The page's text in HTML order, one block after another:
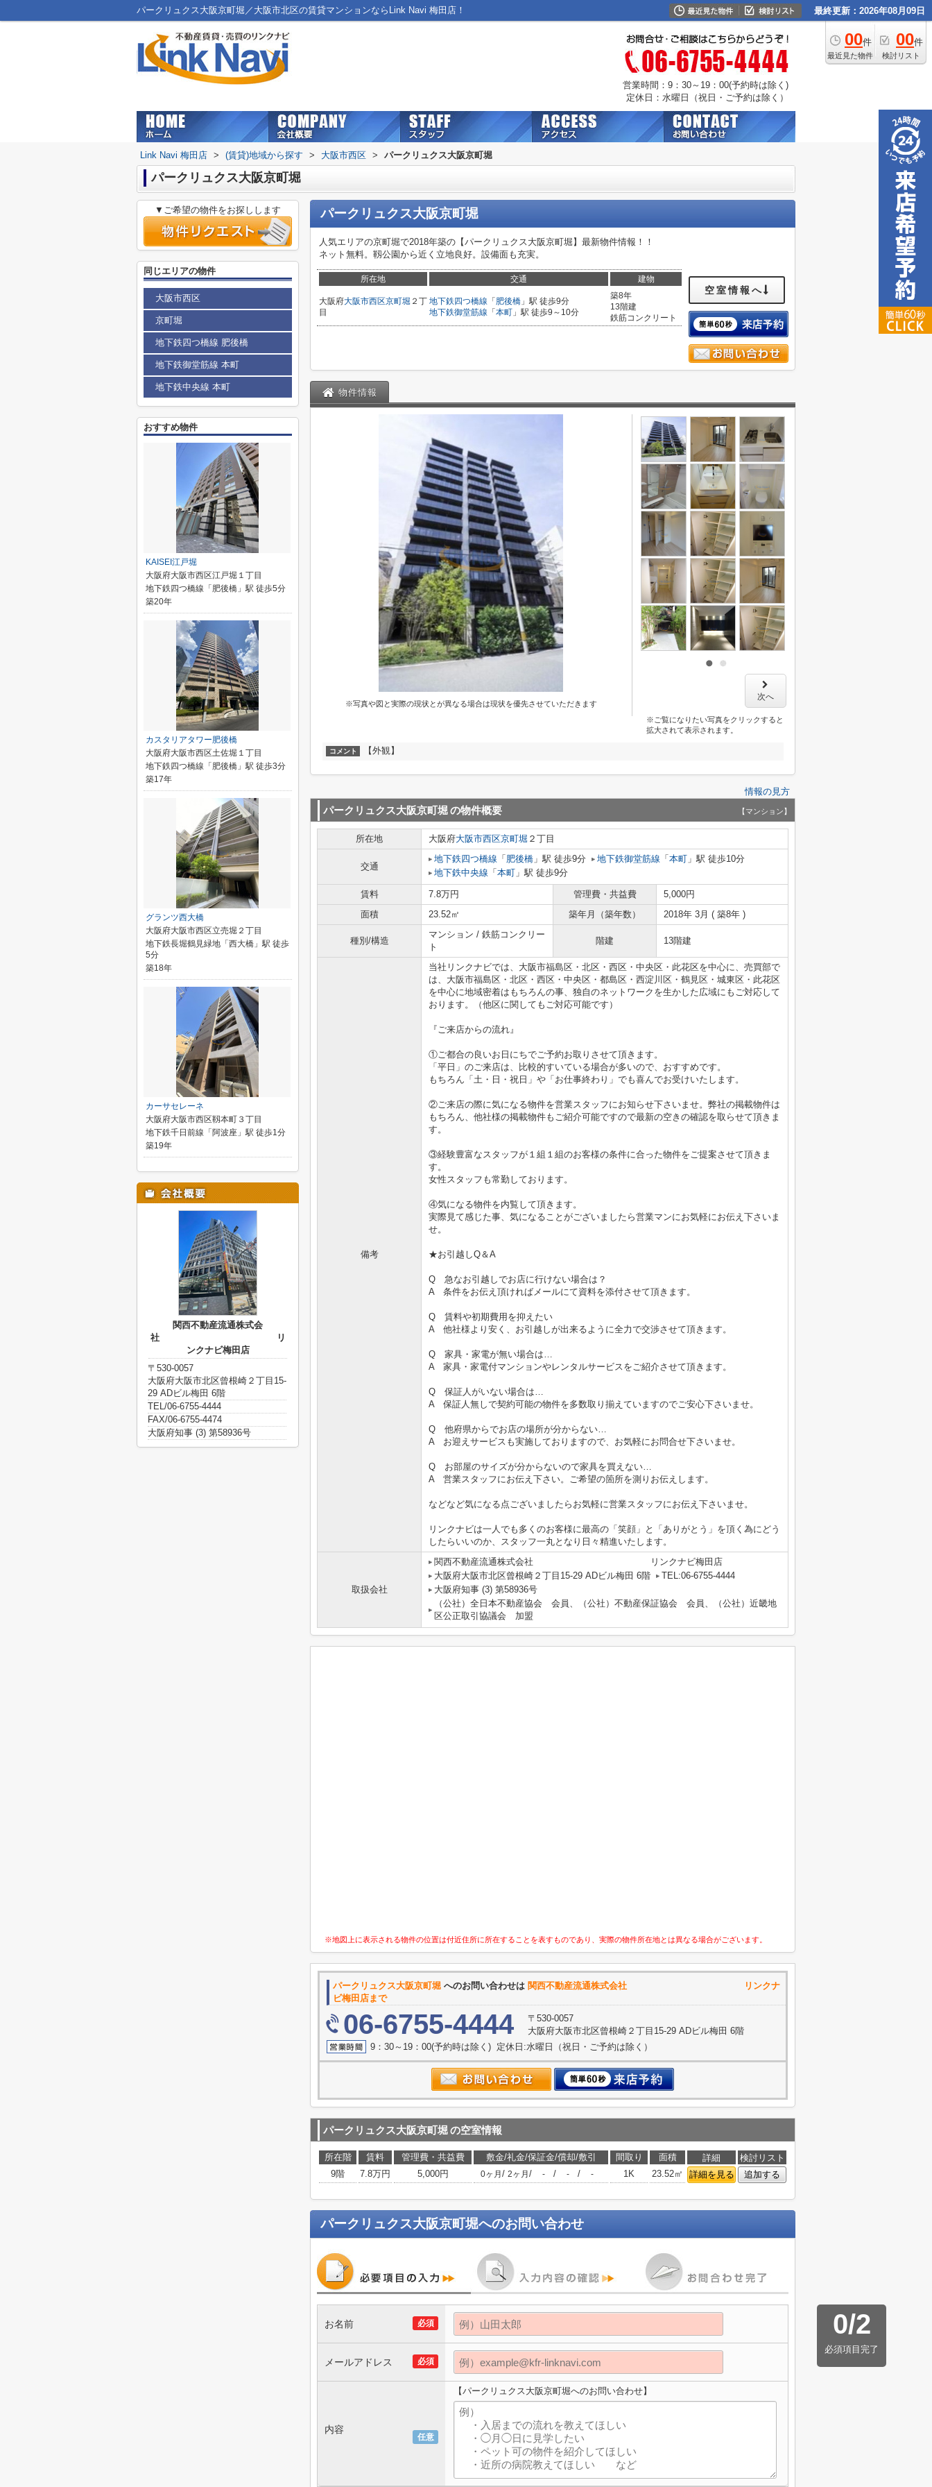
パークリュクス大阪京町堀／大阪市北区の賃貸マンションならLink Navi 梅田店！ 最終更新：2026年08月09日
00件
最近見た物件
00件
検討リスト
営業時間：9：30～19：00(予約時は除く)
定休日：水曜日（祝日・ご予約は除く）
Link Navi 梅田店 > (賃貸)地域から探す > 大阪市西区 > パークリュクス大阪京町堀
パークリュクス大阪京町堀
パークリュクス大阪京町堀
人気エリアの京町堀で2018年築の【パークリュクス大阪京町堀】最新物件情報！！
ネット無料。靱公園から近く立地良好。設備面も充実。
所在地 交通 建物
大阪府大阪市西区京町堀 ２丁
目
地下鉄四つ橋線 「 肥後橋 」駅 徒歩9分
地下鉄御堂筋線 「 本町 」駅 徒歩9～10分
築8年
13階建
鉄筋コンクリート
空室情報へ
物件情報
※写真や図と実際の現状とが異なる場合は現状を優先させていただきます
次へ
※ご覧になりたい写真をクリックすると
拡大されて表示されます。
コメント 【外観】
情報の見方
パークリュクス大阪京町堀の物件概要 【マンション】
所在地 大阪府大阪市西区京町堀 ２丁目
交通
地下鉄四つ橋線 「 肥後橋 」駅 徒歩9分 地下鉄御堂筋線 「 本町 」駅 徒歩10分
地下鉄中央線 「 本町 」駅 徒歩9分
賃料 7.8万円 管理費・共益費
5,000円
面積
23.52㎡ 築年月（築年数） 2018年 3月 ( 築8年 )
種別/構造
マンション / 鉄筋コンクリー
ト
階建 13階建
備考
当社リンクナビでは、大阪市福島区・北区・西区・中央区・此花区を中心に、売買部で
は、大阪市福島区・北区・西区・中央区・都島区・西淀川区・鶴見区・城東区・此花区
を中心に地域密着はもちろんの事、独自のネットワークを生かした広域にもご対応して
おります。（他区に関してもご対応可能です）
『ご来店からの流れ』
①ご都合の良いお日にちでご予約お取りさせて頂きます。
「平日」のご来店は、比較的すいている場合が多いので、おすすめです。
もちろん「土・日・祝日」や「お仕事終わり」でも喜んでお受けいたします。
②ご来店の際に気になる物件を営業スタッフにお知らせ下さいませ。弊社の掲載物件は
もちろん、他社様の掲載物件もご紹介可能ですので最新の空きの確認を取らせて頂きま
す。
③経験豊富なスタッフが１組１組のお客様の条件に合った物件をご提案させて頂きま
す。
女性スタッフも常勤しております。
④気になる物件を内覧して頂きます。
実際見て感じた事、気になることがございましたら営業マンにお気軽にお伝え下さいま
せ。
★お引越しQ＆A
Q 急なお引越しでお店に行けない場合は？
A 条件をお伝え頂ければメールにて資料を添付させて頂きます。
Q 賃料や初期費用を抑えたい
A 他社様より安く、お引越しが出来るように全力で交渉させて頂きます。
Q 家具・家電が無い場合は…
A 家具・家電付マンションやレンタルサービスをご紹介させて頂きます。
Q 保証人がいない場合は…
A 保証人無しで契約可能の物件を多数取り揃えていますのでご安心下さいませ。
Q 他府県からでお店の場所が分からない…
A お迎えサービスも実施しておりますので、お気軽にお問合せ下さいませ。
Q お部屋のサイズが分からないので家具を買えない…
A 営業スタッフにお伝え下さい。ご希望の箇所を測りお伝えします。
などなど気になる点ございましたらお気軽に営業スタッフにお伝え下さいませ。
リンクナビは一人でも多くのお客様に最高の「笑顔」と「ありがとう」を頂く為にどう
したらいいのか、スタッフ一丸となり日々精進いたします。
取扱会社
関西不動産流通株式会社 リンクナビ梅田店
大阪府大阪市北区曾根崎２丁目15-29 ADビル梅田 6階
TEL:06-6755-4444
大阪府知事 (3) 第58936号
（公社）全日本不動産協会 会員、（公社）不動産保証協会 会員、（公社）近畿地
区公正取引協議会 加盟
※地図上に表示される物件の位置は付近住所に所在することを表すものであり、実際の物件所在地とは異なる場合がございます。
パークリュクス大阪京町堀 へのお問い合わせは 関西不動産流通株式会社 リンクナ
ビ梅田店まで
06-6755-4444
〒530-0057
大阪府大阪市北区曾根崎２丁目15-29 ADビル梅田 6階
9：30～19：00(予約時は除く) 定休日:水曜日（祝日・ご予約は除く）
パークリュクス大阪京町堀の空室情報
所在階 賃料 管理費・共益費 敷金/礼金/保証金/償却/敷引 間取り 面積 詳細
検討リスト
9階
7.8万円 5,000円 0ヶ月 / 2ヶ月 / - / - / - 1K 23.52㎡ 詳細を見る 追加する
パークリュクス大阪京町堀へのお問い合わせ
0/2
必須項目完了
必須
お名前
必須
メールアドレス
任意
内容
【パークリュクス大阪京町堀へのお問い合わせ】
▼ご希望の物件をお探しします
同じエリアの物件
大阪市西区
京町堀
地下鉄四つ橋線 肥後橋
地下鉄御堂筋線 本町
地下鉄中央線 本町
おすすめ物件
KAISEI江戸堀
大阪府大阪市西区江戸堀１丁目
地下鉄四つ橋線「肥後橋」駅 徒歩5分
築20年
カスタリアタワー肥後橋
大阪府大阪市西区土佐堀１丁目
地下鉄四つ橋線「肥後橋」駅 徒歩3分
築17年
グランツ西大橋
大阪府大阪市西区立売堀２丁目
地下鉄長堀鶴見緑地「西大橋」駅 徒歩
5分
築18年
カーサセレーネ
大阪府大阪市西区靱本町３丁目
地下鉄千日前線「阿波座」駅 徒歩1分
築19年
関西不動産流通株式会
社 リ
ンクナビ梅田店
〒530-0057
大阪府大阪市北区曾根崎２丁目15-
29 ADビル梅田 6階
TEL/06-6755-4444
FAX/06-6755-4474
大阪府知事 (3) 第58936号